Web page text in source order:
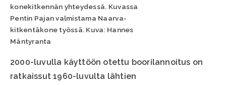
konekitkennän yhteydessä. Kuvassa
Pentin Pajan valmistama Naarva-
kitkentäkone työssä. Kuva: Hannes
Mäntyranta
2000-luvulla käyttöön otettu boorilannoitus on
ratkaissut 1960-luvulta lähtien